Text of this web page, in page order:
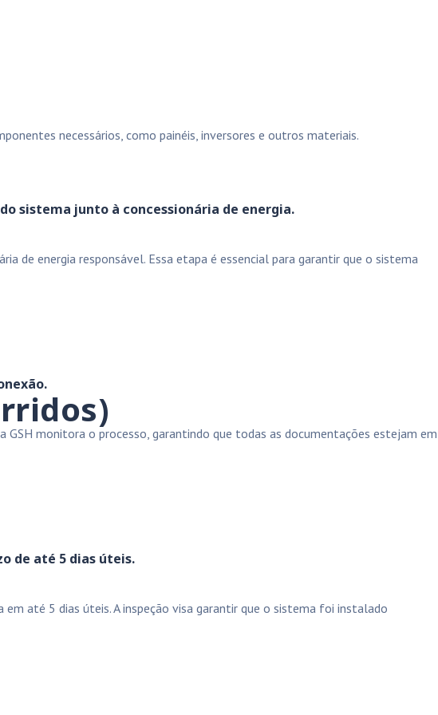
necessários, como painéis, inversores e outros materiais.
sistema junto à concessionária de energia.
de energia responsável. Essa etapa é essencial para garantir que o sistema
monitora o processo, garantindo que todas as documentações estejam em
de até 5 dias úteis.
até 5 dias úteis. A inspeção visa garantir que o sistema foi instalado